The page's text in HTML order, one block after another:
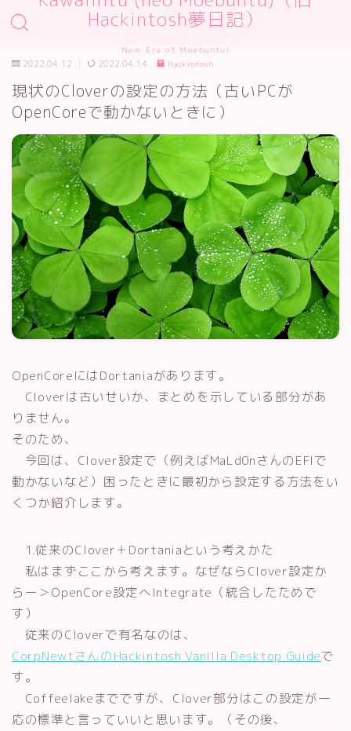
Hackintosh夢日記）
New Era of Moebuntu!
2022.04.12
2022.04.14 Hackintosh
現状のCloverの設定の方法（古いPCが
OpenCoreで動かないときに）
OpenCoreにはDortaniaがあります。
Cloverは古いせいか、まとめを示している部分があ
りません。
そのため、
今回は、Clover設定で（例えばMaLd0nさんのEFIで
動かないなど）困ったときに最初から設定する方法をい
くつか紹介します。
1.従来のClover＋Dortaniaという考えかた
私はまずここから考えます。なぜならClover設定か
らー＞OpenCore設定へIntegrate（統合したためで
す）
従来のCloverで有名なのは、
CorpNewtさんのHackintosh Vanilla Desktop Guideで
す。
Coffeelakeまでですが、Clover部分はこの設定が一
応の標準と言っていいと思います。（その後、